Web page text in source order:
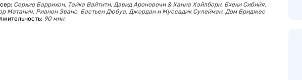
Серхио Баррихон, Тайка Вайтити, Дэвид Ароновочи & Ханна Хэйлборн, Бхеки Сибийя,
Матанич, Рианон Эванс, Бастьен Дюбуа, Джордан и Муссадик Сулейман, Дом Бриджес
90 мин.